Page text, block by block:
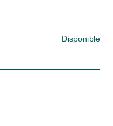
Disponible